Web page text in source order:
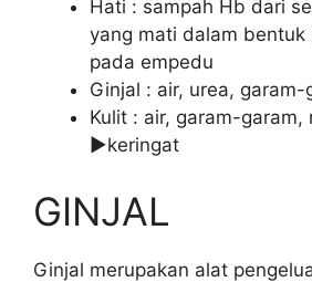
Hati : sampah Hb dari
yang mati dalam bentuk
pada empedu
Ginjal : air, urea,
Kulit : air, garam-garam,
►keringat
GINJAL
Ginjal merupakan alat